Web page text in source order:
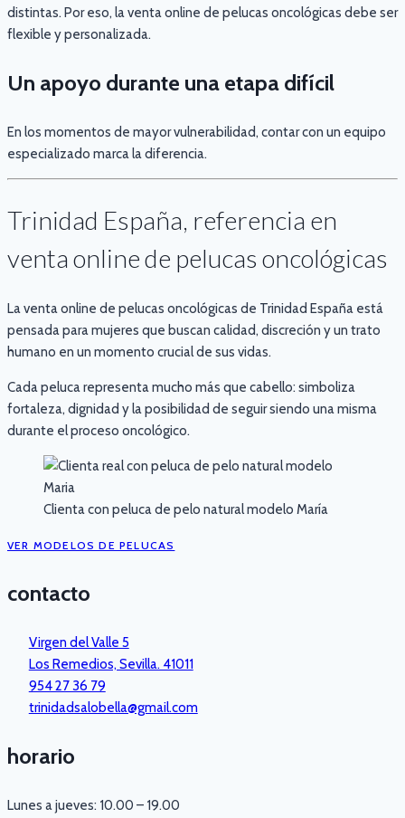
distintas. Por eso, la venta online de pelucas oncológicas debe ser
flexible y personalizada.
Un apoyo durante una etapa difícil
En los momentos de mayor vulnerabilidad, contar con un equipo
especializado marca la diferencia.
Trinidad España, referencia en
venta online de pelucas oncológicas
La venta online de pelucas oncológicas de Trinidad España está
pensada para mujeres que buscan calidad, discreción y un trato
humano en un momento crucial de sus vidas.
Cada peluca representa mucho más que cabello: simboliza
fortaleza, dignidad y la posibilidad de seguir siendo una misma
durante el proceso oncológico.
Clienta con peluca de pelo natural modelo María
VER MODELOS DE PELUCAS
contacto
Virgen del Valle 5
Los Remedios, Sevilla. 41011
954 27 36 79
trinidadsalobella@gmail.com
horario
Lunes a jueves: 10.00 – 19.00